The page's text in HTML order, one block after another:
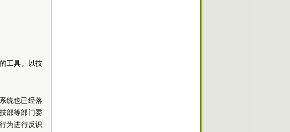
工具。以技
统也已经落
部等部门委
为进行反识